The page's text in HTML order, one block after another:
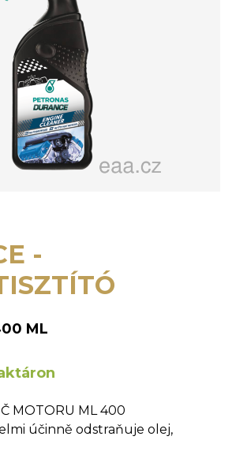
-
ML
MOTORU ML 400
účinně odstraňuje olej,
a špínu ze všech druhů